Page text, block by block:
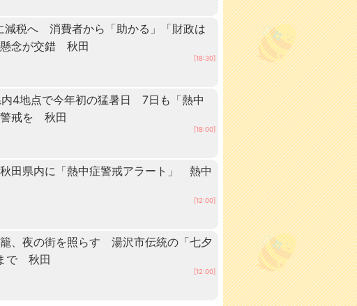
減税へ 消費者から「助かる」「財政は
念が交錯 秋田
[18:30]
4地点で今年初の猛暑日 7日も「熱中
警戒を 秋田
[18:00]
田県内に「熱中症警戒アラート」 熱中
[12:00]
、夜の街を照らす 湯沢市伝統の「七夕
で 秋田
[12:00]